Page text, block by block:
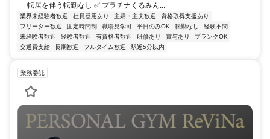
転居を伴う転勤なし ✅ プラチナくるみん...
業界未経験者歓迎 社員登用あり 主婦・主夫歓迎
資格取得支援あり
フリーター歓迎
固定時間制 職場見学可 平日のみOK 転勤なし
経験不問
未経験者歓迎
経験者歓迎 有資格者歓迎 研修あり 賞与あり
ブランクOK
交通費支給
長期歓迎 フルタイム歓迎 駅近5分以内
業務委託